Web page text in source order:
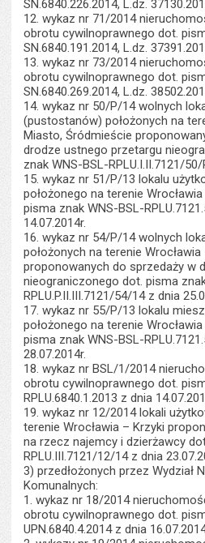
SN.6840.226.2014, L.dz.
12. wykaz nr 71/2014
obrotu cywilnoprawnego dot.
SN.6840.191.2014, L.dz.
13. wykaz nr 73/2014
obrotu cywilnoprawnego dot.
SN.6840.269.2014, L.dz.
14. wykaz nr 50/P/14 wolnych
(pustostanów) położonych na
Miasto, Śródmieście
drodze ustnego przetargu
znak WNS-BSL-RPLU.I.II.7121/
15. wykaz nr 51/P/13 lokalu
położonego na terenie
pisma znak WNS-BSL-
14.07.2014r.
16. wykaz nr 54/P/14 wolnych
położonych na terenie
proponowanych do sprzedaży w
nieograniczonego dot. pisma
RPLU.P.II.III.7121/54/14 z dnia
17. wykaz nr 55/P/13 lokalu
położonego na terenie
pisma znak WNS-BSL-
28.07.2014r.
18. wykaz nr BSL/1/2014
obrotu cywilnoprawnego dot.
RPLU.6840.1.2013 z dnia
19. wykaz nr 12/2014 lokali
terenie Wrocławia – Krzyki
na rzecz najemcy i dzierżawcy
RPLU.III.7121/12/14 z dnia
3) przedłożonych przez Wydział
Komunalnych:
1. wykaz nr 18/2014
obrotu cywilnoprawnego dot.
UPN.6840.4.2014 z dnia